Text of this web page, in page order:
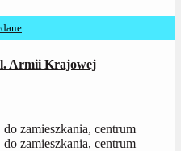
Armii Krajowej
zamieszkania, centrum
zamieszkania, centrum